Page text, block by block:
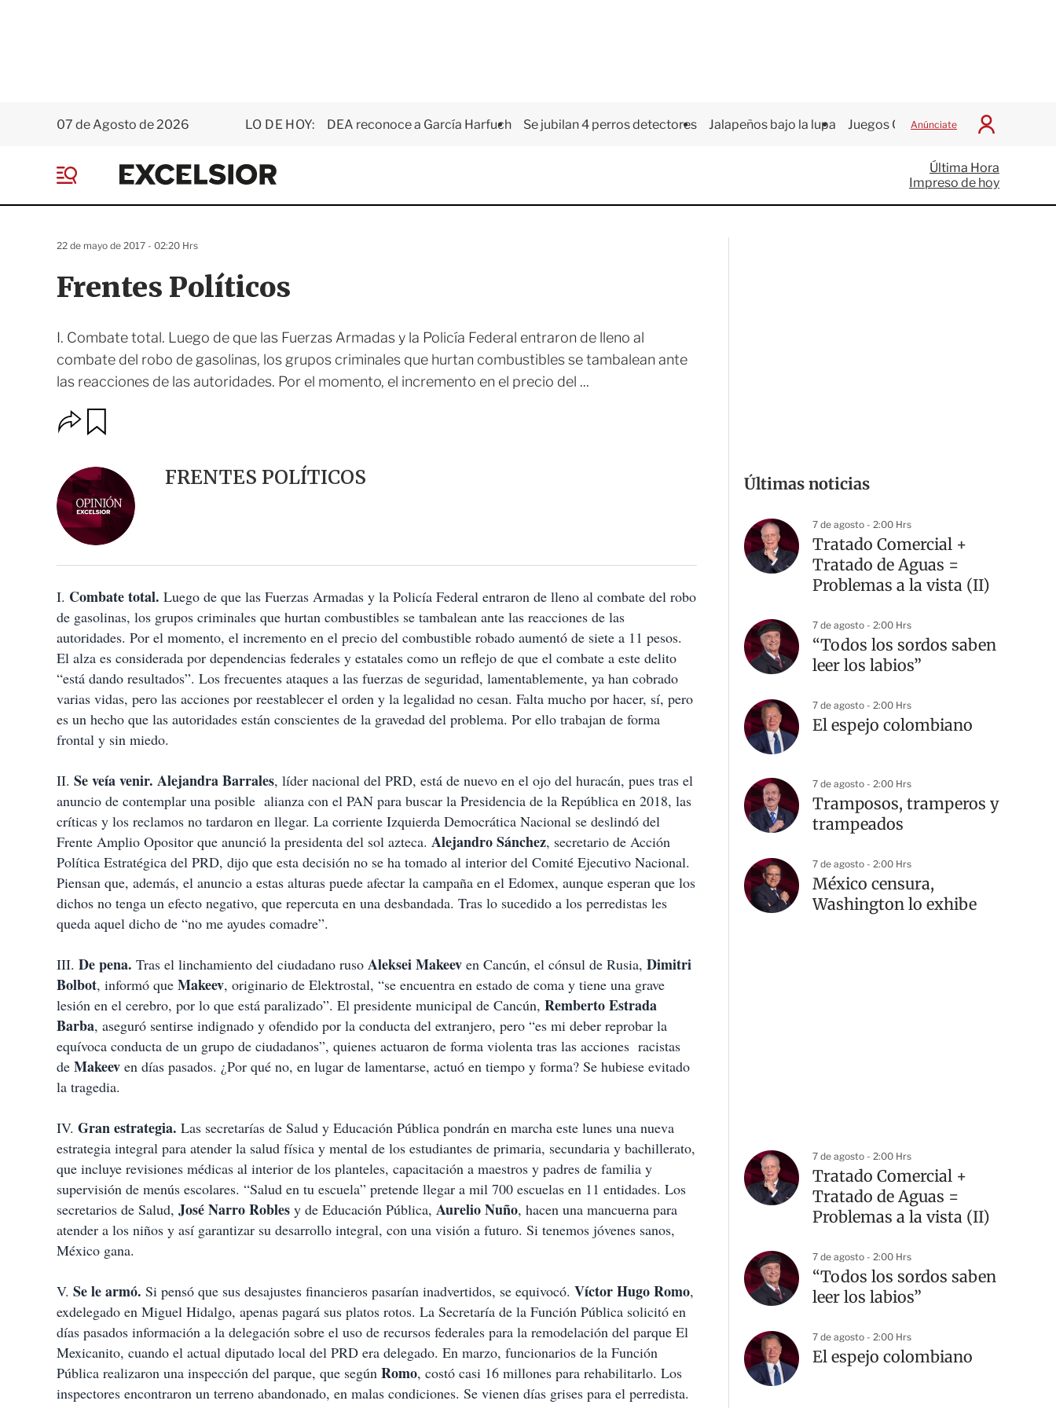
07 de Agosto de 2026 LO DE HOY: DEA reconoce a García Harfuch Se jubilan 4 perros detectores Jalapeños bajo la lupa Juegos Centroamericanos
Anúnciate
I
c
i
a
E
x
e
r
e
Última Hora
Impreso de hoy
Frentes Políticos
I. Combate total. Luego de que las Fuerzas Armadas y la Policía Federal entraron de lleno al
combate del robo de gasolinas, los grupos criminales que hurtan combustibles se tambalean ante
las reacciones de las autoridades. Por el momento, el incremento en el precio del ...
22 de mayo de 2017 - 02:20 Hrs
O
p
o
n
e
s
e
c
m
a
r
t
r
d
r
FRENTES POLÍTICOS
I. Combate total. Luego de que las Fuerzas Armadas y la Policía Federal entraron de lleno al combate del robo
de gasolinas, los grupos criminales que hurtan combustibles se tambalean ante las reacciones de las
autoridades. Por el momento, el incremento en el precio del combustible robado aumentó de siete a 11 pesos.
El alza es considerada por dependencias federales y estatales como un reflejo de que el combate a este delito
“está dando resultados”. Los frecuentes ataques a las fuerzas de seguridad, lamentablemente, ya han cobrado
varias vidas, pero las acciones por reestablecer el orden y la legalidad no cesan. Falta mucho por hacer, sí, pero
es un hecho que las autoridades están conscientes de la gravedad del problema. Por ello trabajan de forma
frontal y sin miedo.
II. Se veía venir. Alejandra Barrales, líder nacional del PRD, está de nuevo en el ojo del huracán, pues tras el
anuncio de contemplar una posible alianza con el PAN para buscar la Presidencia de la República en 2018, las
críticas y los reclamos no tardaron en llegar. La corriente Izquierda Democrática Nacional se deslindó del
Frente Amplio Opositor que anunció la presidenta del sol azteca. Alejandro Sánchez, secretario de Acción
Política Estratégica del PRD, dijo que esta decisión no se ha tomado al interior del Comité Ejecutivo Nacional.
Piensan que, además, el anuncio a estas alturas puede afectar la campaña en el Edomex, aunque esperan que los
dichos no tenga un efecto negativo, que repercuta en una desbandada. Tras lo sucedido a los perredistas les
queda aquel dicho de “no me ayudes comadre”.
III. De pena. Tras el linchamiento del ciudadano ruso Aleksei Makeev en Cancún, el cónsul de Rusia, Dimitri
Bolbot, informó que Makeev, originario de Elektrostal, “se encuentra en estado de coma y tiene una grave
lesión en el cerebro, por lo que está paralizado”. El presidente municipal de Cancún, Remberto Estrada
Barba, aseguró sentirse indignado y ofendido por la conducta del extranjero, pero “es mi deber reprobar la
equívoca conducta de un grupo de ciudadanos”, quienes actuaron de forma violenta tras las acciones racistas
de Makeev en días pasados. ¿Por qué no, en lugar de lamentarse, actuó en tiempo y forma? Se hubiese evitado
la tragedia.
IV. Gran estrategia. Las secretarías de Salud y Educación Pública pondrán en marcha este lunes una nueva
estrategia integral para atender la salud física y mental de los estudiantes de primaria, secundaria y bachillerato,
que incluye revisiones médicas al interior de los planteles, capacitación a maestros y padres de familia y
supervisión de menús escolares. “Salud en tu escuela” pretende llegar a mil 700 escuelas en 11 entidades. Los
secretarios de Salud, José Narro Robles y de Educación Pública, Aurelio Nuño, hacen una mancuerna para
atender a los niños y así garantizar su desarrollo integral, con una visión a futuro. Si tenemos jóvenes sanos,
México gana.
V. Se le armó. Si pensó que sus desajustes financieros pasarían inadvertidos, se equivocó. Víctor Hugo Romo,
exdelegado en Miguel Hidalgo, apenas pagará sus platos rotos. La Secretaría de la Función Pública solicitó en
días pasados información a la delegación sobre el uso de recursos federales para la remodelación del parque El
Mexicanito, cuando el actual diputado local del PRD era delegado. En marzo, funcionarios de la Función
Pública realizaron una inspección del parque, que según Romo, costó casi 16 millones para rehabilitarlo. Los
inspectores encontraron un terreno abandonado, en malas condiciones. Se vienen días grises para el perredista.
Últimas noticias
7 de agosto - 2:00 Hrs
Tratado Comercial +
Tratado de Aguas =
Problemas a la vista (II)
7 de agosto - 2:00 Hrs
“Todos los sordos saben
leer los labios”
7 de agosto - 2:00 Hrs
El espejo colombiano
7 de agosto - 2:00 Hrs
Tramposos, tramperos y
trampeados
7 de agosto - 2:00 Hrs
México censura,
Washington lo exhibe
7 de agosto - 2:00 Hrs
Tratado Comercial +
Tratado de Aguas =
Problemas a la vista (II)
7 de agosto - 2:00 Hrs
“Todos los sordos saben
leer los labios”
7 de agosto - 2:00 Hrs
El espejo colombiano